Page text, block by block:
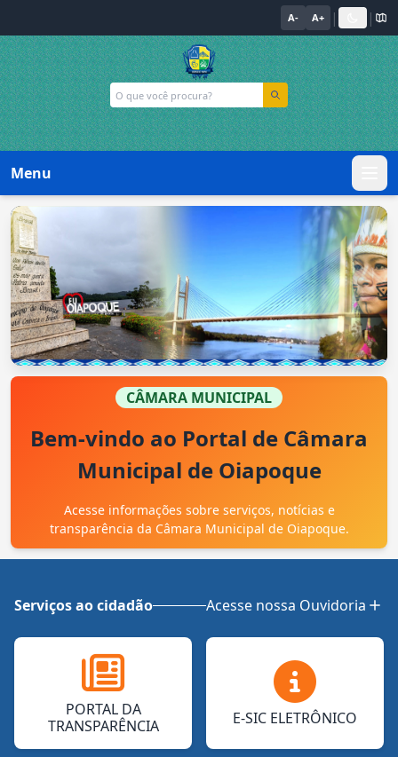
A- A+ | |
Menu
CÂMARA MUNICIPAL
Bem-vindo ao Portal de Câmara
Municipal de Oiapoque
Acesse informações sobre serviços, notícias e
transparência da Câmara Municipal de Oiapoque.
Serviços ao cidadão Acesse nossa Ouvidoria
PORTAL DA
TRANSPARÊNCIA
E-SIC ELETRÔNICO